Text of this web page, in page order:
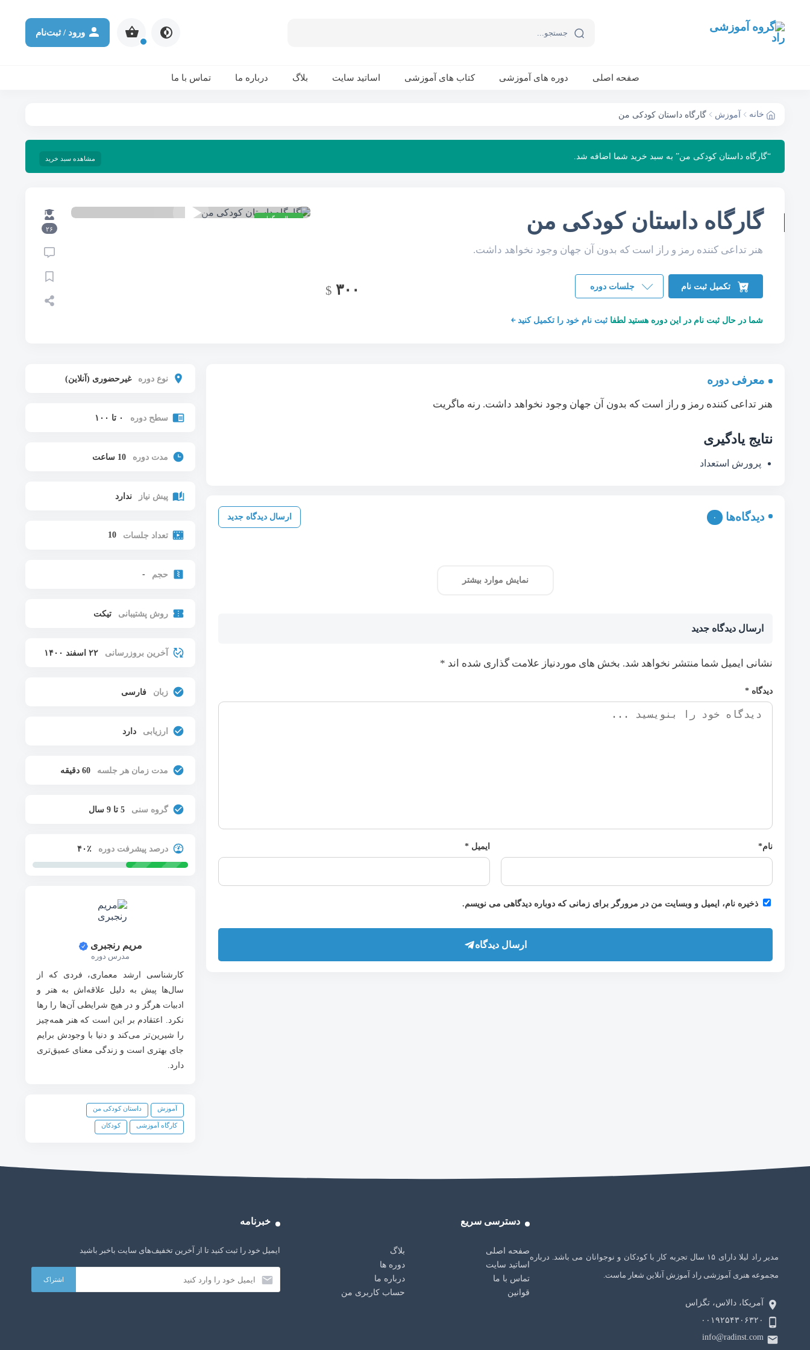
۱
ورود / ثبت‌نام
صفحه اصلی دوره های آموزشی کتاب های آموزشی اساتید سایت بلاگ درباره ما تماس با ما
خانه آموزش گارگاه داستان کودکی من
مشاهده سبد خرید “گارگاه داستان کودکی من” به سبد خرید شما اضافه شد.
گارگاه داستان کودکی من
هنر تداعی کننده رمز و راز است که بدون آن جهان وجود نخواهد داشت.
تکمیل ثبت نام جلسات دوره ۳۰۰ $
شما در حال ثبت نام در این دوره هستید لطفا ثبت نام خود را تکمیل کنید ￩
در حال برگزاری
۲۶
معرفی دوره
هنر تداعی کننده رمز و راز است که بدون آن جهان وجود نخواهد داشت. رنه ماگریت
نتایج یادگیری
پرورش استعداد
دیدگاه‌ها ۰ ارسال دیدگاه جدید
نمایش موارد بیشتر
ارسال دیدگاه جدید
نشانی ایمیل شما منتشر نخواهد شد. بخش های موردنیاز علامت گذاری شده اند *
دیدگاه *
نام* ایمیل*
ذخیره نام، ایمیل و وبسایت من در مرورگر برای زمانی که دوباره دیدگاهی می نویسم.
ارسال دیدگاه
نوع دوره غیرحضوری (آنلاین)
سطح دوره ۰ تا ۱۰۰
مدت دوره 10 ساعت
پیش نیاز ندارد
تعداد جلسات 10
حجم -
روش پشتیبانی تیکت
آخرین بروزرسانی ۲۲ اسفند ۱۴۰۰
زبان فارسی
ارزیابی دارد
مدت زمان هر جلسه 60 دقیقه
گروه سنی 5 تا 9 سال
درصد پیشرفت دوره ۴۰٪
مریم رنجبری
مدرس دوره
کارشناسی ارشد معماری، فردی که از
سال‌ها پیش به دلیل علاقه‌اش به هنر و
ادبیات هرگز و در هیچ شرایطی آن‌ها را رها
نکرد. اعتقادم بر این است که هنر همه‌چیز
را شیرین‌تر می‌کند و دنیا با وجودش برایم
جای بهتری است و زندگی معنای عمیق‌تری
دارد.
آموزش داستان کودکی من
کارگاه آموزشی کودکان
مدیر راد لیلا دارای ۱۵ سال تجربه کار با کودکان و نوجوانان می باشد. درباره
مجموعه هنری آموزشی راد آموزش آنلاین شعار ماست.
آمریکا، دالاس، تگزاس
۰۰۱۹۲۵۴۳۰۶۳۲۰
info@radinst.com
دسترسی سریع
صفحه اصلی
بلاگ
اساتید سایت
دوره ها
تماس با ما
درباره ما
قوانین
حساب کاربری من
خبرنامه
ایمیل خود را ثبت کنید تا از آخرین تخفیف‌های سایت باخبر باشید